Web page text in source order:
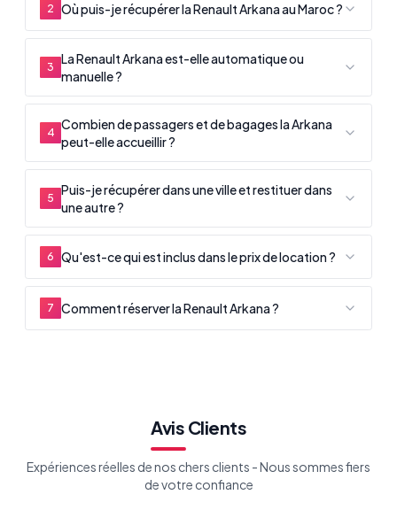
2 Où puis-je récupérer la Renault Arkana au Maroc ?
3
La Renault Arkana est-elle automatique ou
manuelle ?
4
Combien de passagers et de bagages la Arkana
peut-elle accueillir ?
5
Puis-je récupérer dans une ville et restituer dans
une autre ?
6 Qu'est-ce qui est inclus dans le prix de location ?
7 Comment réserver la Renault Arkana ?
Avis Clients
Expériences réelles de nos chers clients - Nous sommes fiers
de votre confiance